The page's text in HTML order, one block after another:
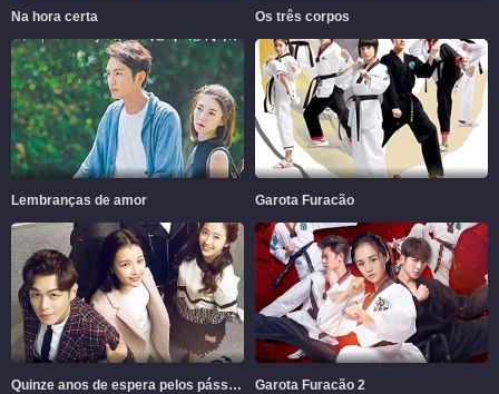
Na hora certa Os três corpos
Lembranças de amor Garota Furacão
Quinze anos de espera pelos pássaros migratórios Garota Furacão 2